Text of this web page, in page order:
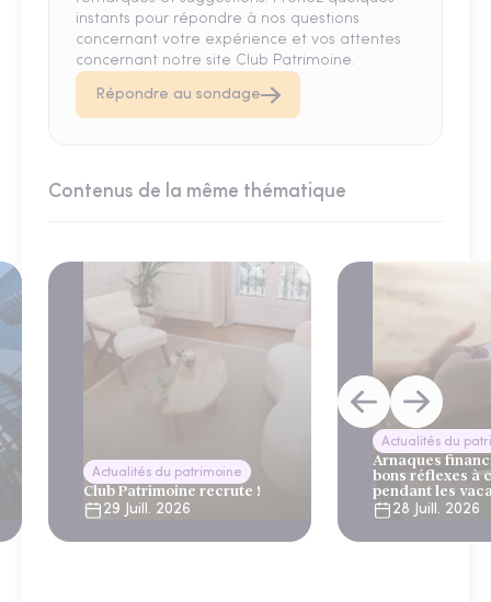
instants pour répondre à nos questions
concernant votre expérience et vos attentes
concernant notre site Club Patrimoine.
Répondre au sondage
Contenus de la même thématique
Actualités du patrimoine
Club Patrimoine recrute !
29 Juill. 2026
Actualités du
Arnaques
bons réflexes à
pendant les
28 Juill. 2026